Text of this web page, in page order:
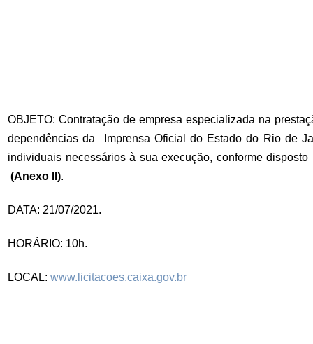
OBJETO: Contratação de empresa especializada na
dependências da Imprensa Oficial do Estado do Rio de
individuais necessários à sua execução, conforme
(Anexo II).
DATA: 21/07/2021.
HORÁRIO: 10h.
LOCAL: www.licitacoes.caixa.gov.br